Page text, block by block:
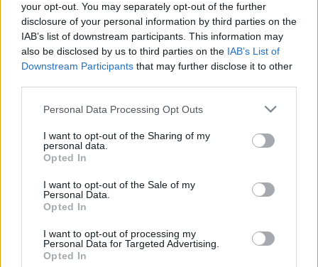
your opt-out. You may separately opt-out of the further
disclosure of your personal information by third parties on the
IAB’s list of downstream participants. This information may
also be disclosed by us to third parties on the IAB’s List of
Downstream Participants that may further disclose it to other
Please note that this website/app uses one or more Google
not limited to your visit or usage behaviour. You may click to
grant or deny consent to Google and its third-party tags to
use your data for below specified purposes in below Google
consent section.
Personal Data Processing Opt Outs
I want to opt-out of the Sharing of my
personal data.
Opted In
I want to opt-out of the Sale of my
Personal Data.
Opted In
I want to opt-out of processing my
Personal Data for Targeted Advertising.
Opted In
Igazából arra volnék kíváncsi, de nyilván
megoldhatatlan a kérdés, hogy eszébe jutott-e
Radnótinak a saját utolsó sora, amikor valamivel
később a fogolytáborban, sort sor alá tapogatva a
sötétben, ékezetek nélkül írja a Hetedik eclogát.
Másik latin költő a minta, Horatius helyett Vergilius,
de amikor az utolsó sorhoz ér, megint ez jut az
eszébe. Csak most meg sem fordítja, illetve
megfordítja, de csak a sorrendet, „nem tudok én
meghalni se, élni se nélküled immár”. Tudjuk, amit ő
még nem, tudjuk, mit jelent: meghalni és nélküle.
Címkék:Radnóti Miklós